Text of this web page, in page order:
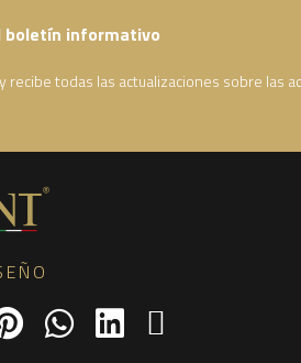
boletín informativo
todas las actualizaciones sobre las